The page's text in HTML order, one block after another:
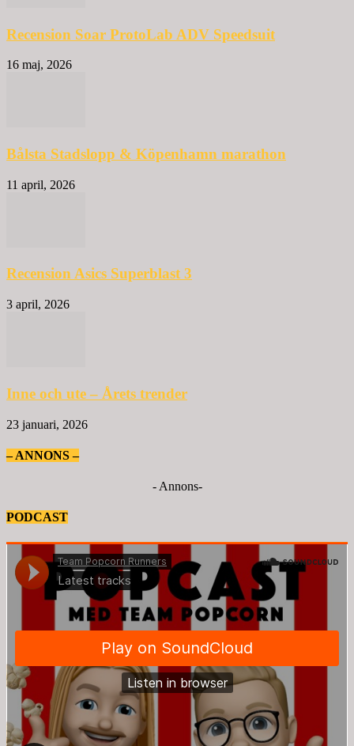
Recension Soar ProtoLab ADV Speedsuit
16 maj, 2026
Bålsta Stadslopp & Köpenhamn marathon
11 april, 2026
Recension Asics Superblast 3
3 april, 2026
Inne och ute – Årets trender
23 januari, 2026
– ANNONS –
- Annons-
PODCAST